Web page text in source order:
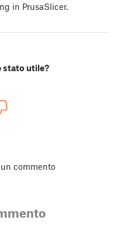
in PrusaSlicer.
stato utile?
commento